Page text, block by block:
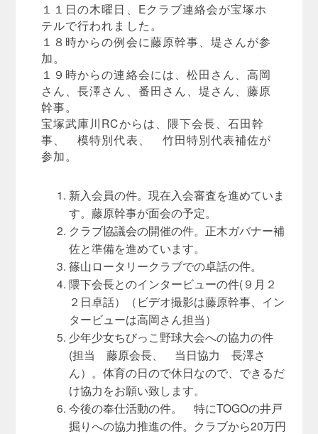
１１日の木曜日、Eクラブ連絡会が宝塚ホ
テルで行われました。
１８時からの例会に藤原幹事、堤さんが参
加。
１９時からの連絡会には、松田さん、高岡
さん、長澤さん、番田さん、堤さん、藤原
幹事。
宝塚武庫川RCからは、隈下会長、石田幹
事、 模特別代表、 竹田特別代表補佐が
参加。
新入会員の件。現在入会審査を進めていま
す。藤原幹事が面会の予定。
クラブ協議会の開催の件。正木ガバナー補
佐と準備を進めています。
篠山ロータリークラブでの卓話の件。
隈下会長とのインタービューの件(９月２
２日卓話）（ビデオ撮影は藤原幹事、イン
タービューは高岡さん担当）
少年少女ちびっこ野球大会への協力の件
(担当 藤原会長、 当日協力 長澤さ
ん）。体育の日ので休日なので、できるだ
け協力をお願い致します。
今後の奉仕活動の件。 特にTOGOの井戸
掘りへの協力推進の件。 クラブから20万円